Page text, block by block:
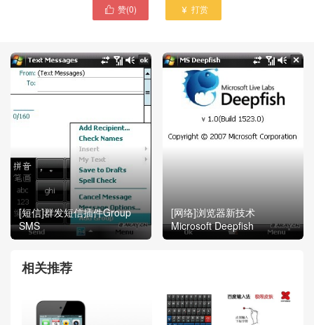
 赞(0)  打赏
[短信]群发短信插件Group
SMS
[网络]浏览器新技术
Microsoft Deepfish
相关推荐